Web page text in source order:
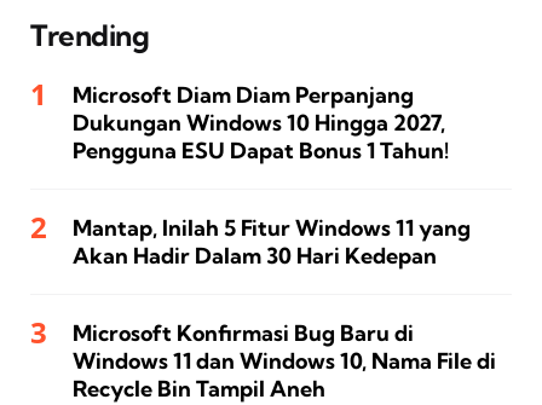
Trending
Microsoft Diam Diam Perpanjang
Dukungan Windows 10 Hingga 2027,
Pengguna ESU Dapat Bonus 1 Tahun!
Mantap, Inilah 5 Fitur Windows 11 yang
Akan Hadir Dalam 30 Hari Kedepan
Microsoft Konfirmasi Bug Baru di
Windows 11 dan Windows 10, Nama File di
Recycle Bin Tampil Aneh